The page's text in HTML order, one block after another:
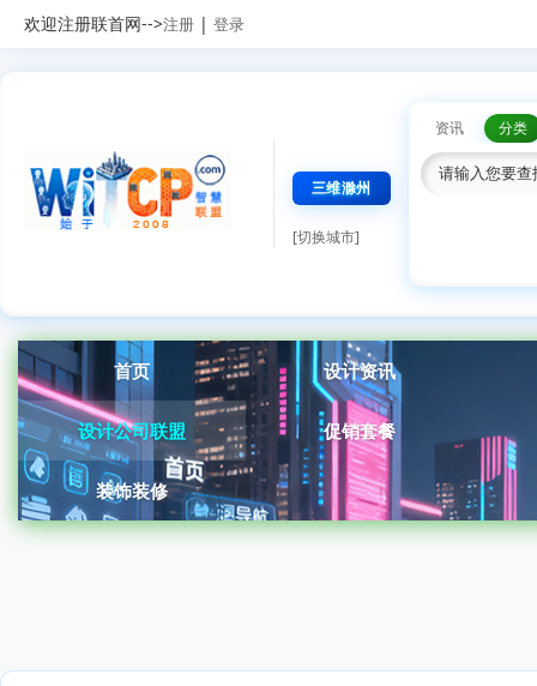
欢迎注册联首网-->注册 | 登录
三维滁州
[切换城市]
资讯 分类
首页 设计资讯
设计公司联盟 促销套餐
装饰装修